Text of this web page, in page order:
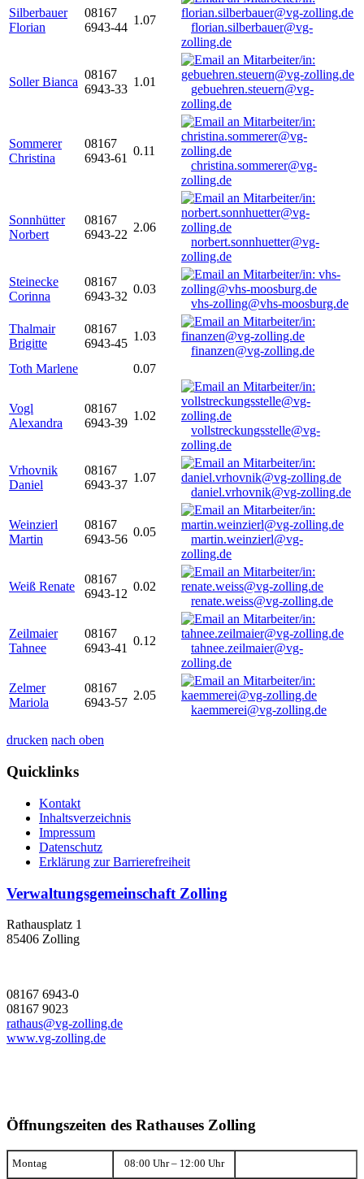
Silberbauer
Florian
08167
6943-44
1.07
florian.silberbauer@vg-
zolling.de
Soller Bianca
08167
6943-33
1.01
gebuehren.steuern@vg-
zolling.de
Sommerer
Christina
08167
6943-61
0.11
christina.sommerer@vg-
zolling.de
Sonnhütter
Norbert
08167
6943-22
2.06
norbert.sonnhuetter@vg-
zolling.de
Steinecke
Corinna
08167
6943-32
0.03
vhs-zolling@vhs-moosburg.de
Thalmair
Brigitte
08167
6943-45
1.03
finanzen@vg-zolling.de
Toth Marlene
0.07
Vogl
Alexandra
08167
6943-39
1.02
vollstreckungsstelle@vg-
zolling.de
Vrhovnik
Daniel
08167
6943-37
1.07
daniel.vrhovnik@vg-zolling.de
Weinzierl
Martin
08167
6943-56
0.05
martin.weinzierl@vg-
zolling.de
Weiß Renate
08167
6943-12
0.02
renate.weiss@vg-zolling.de
Zeilmaier
Tahnee
08167
6943-41
0.12
tahnee.zeilmaier@vg-
zolling.de
Zelmer
Mariola
08167
6943-57
2.05
kaemmerei@vg-zolling.de
drucken nach oben
Quicklinks
Kontakt
Inhaltsverzeichnis
Impressum
Datenschutz
Erklärung zur Barrierefreiheit
Verwaltungsgemeinschaft Zolling
Rathausplatz 1
85406 Zolling
08167 6943-0
08167 9023
rathaus@vg-zolling.de
www.vg-zolling.de
Öffnungszeiten des Rathauses Zolling
Montag 08:00 Uhr – 12:00 Uhr